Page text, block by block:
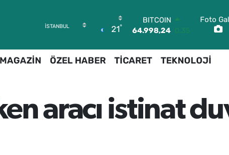
21°
BITCOIN
64.998,24 0.35
47,7436 0.18
EURO
GRAM ALTIN
6660.55
0.03
Foto
MAGAZİN ÖZEL HABER TİCARET TEKNOLOJİ
aracı istinat